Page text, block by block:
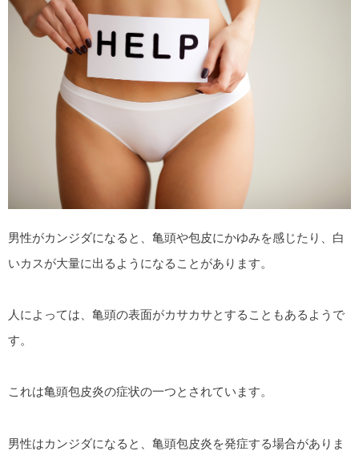
男性がカンジダになると、亀頭や包皮にかゆみを感じたり、白
いカスが大量に出るようになることがあります。
人によっては、亀頭の表面がカサカサとすることもあるようで
す。
これは亀頭包皮炎の症状の一つとされています。
男性はカンジダになると、亀頭包皮炎を発症する場合がありま